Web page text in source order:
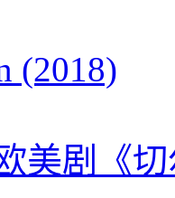
(2018)
美剧《